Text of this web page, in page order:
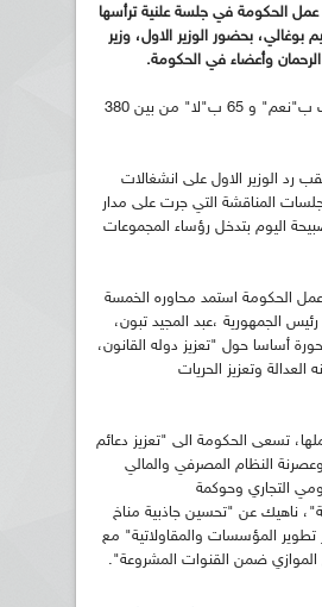
عمل الحكومة في جلسة علنية ترأسها
بوغالي، بحضور الوزير الاول، وزير
الرحمان وأعضاء في الحكومة.
وقد صوت 318 نائب ب"نعم" و 65 ب"لا" من بين 380
رد الوزير الاول على انشغالات
المناقشة التي جرت على مدار
اليوم بتدخل رؤساء المجموعات
الحكومة استمد محاوره الخمسة
الجمهورية ،عبد المجيد تبون،
الـ54 المتمحورة أساسا حول "تعزيز دوله القانون،
وتعزيز الحريات
تسعى الحكومة الى "تعزيز دعائم
النظام المصرفي والمالي
التجاري وحوكمة
ناهيك عن "تحسين جاذبية مناخ
تطوير المؤسسات والمقاولاتية" مع
الموازي ضمن القنوات المشروعة".